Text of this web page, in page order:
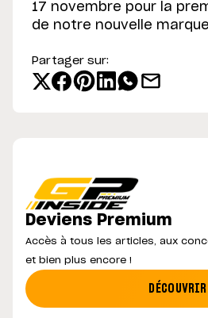
17 novembre pour la
de notre nouvelle
Partager sur:
Deviens Premium
Accès à tous les articles, aux
et bien plus encore !
DÉCOUVRIR